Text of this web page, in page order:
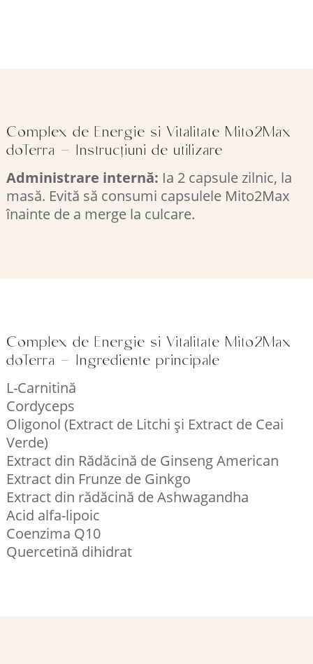
Complex de Energie si Vitalitate Mito2Max
doTerra – Instrucțiuni de utilizare
Administrare internă: Ia 2 capsule zilnic, la
masă. Evită să consumi capsulele Mito2Max
înainte de a merge la culcare.
Complex de Energie si Vitalitate Mito2Max
doTerra – Ingrediente principale
L-Carnitină
Cordyceps
Oligonol (Extract de Litchi și Extract de Ceai
Verde)
Extract din Rădăcină de Ginseng American
Extract din Frunze de Ginkgo
Extract din rădăcină de Ashwagandha
Acid alfa-lipoic
Coenzima Q10
Quercetină dihidrat